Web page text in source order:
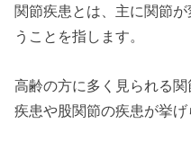
関節疾患とは、主に関節
うことを指します。
高齢の方に多く見られる
疾患や股関節の疾患が挙げ